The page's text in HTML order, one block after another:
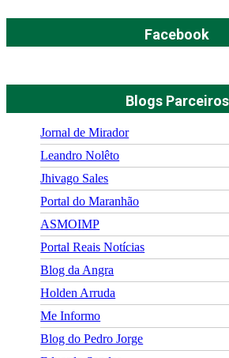
Facebook
Blogs Parceiros
Jornal de Mirador
Leandro Nolêto
Jhivago Sales
Portal do Maranhão
ASMOIMP
Portal Reais Notí­cias
Blog da Angra
Holden Arruda
Me Informo
Blog do Pedro Jorge